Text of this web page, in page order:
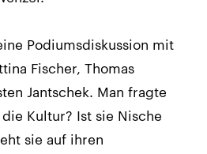
Podiumsdiskussion mit
Fischer, Thomas
Jantschek. Man fragte
Kultur? Ist sie Nische
sie auf ihren